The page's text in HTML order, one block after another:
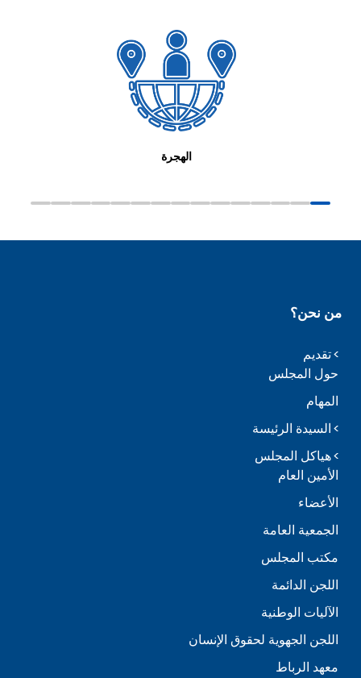
الهجرة
من نحن؟
تقديم
حول المجلس
المهام
السيدة الرئيسة
هياكل المجلس
الأمين العام
الأعضاء
الجمعية العامة
مكتب المجلس
اللجن الدائمة
الآليات الوطنية
اللجن الجهوية لحقوق الإنسان
معهد الرباط